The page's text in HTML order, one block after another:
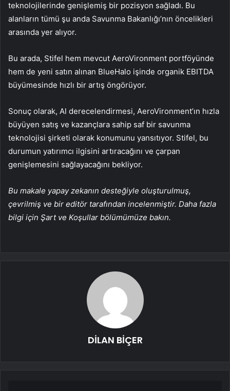
teknolojilerinde genişlemiş bir pozisyon sağladı. Bu
alanların tümü şu anda Savunma Bakanlığı’nın öncelikleri
arasında yer alıyor.
Bu arada, Stifel hem mevcut AeroVironment portföyünde
hem de yeni satın alınan BlueHalo işinde organik EBITDA
büyümesinde hızlı bir artış öngörüyor.
Sonuç olarak, Al derecelendirmesi, AeroVironment’ın hızla
büyüyen satış ve kazançlara sahip saf bir savunma
teknolojisi şirketi olarak konumunu yansıtıyor. Stifel, bu
durumun yatırımcı ilgisini artıracağını ve çarpan
genişlemesini sağlayacağını bekliyor.
Bu makale yapay zekanın desteğiyle oluşturulmuş,
çevrilmiş ve bir editör tarafından incelenmiştir. Daha fazla
bilgi için Şart ve Koşullar bölümümüze bakın.
DİLAN BİÇER